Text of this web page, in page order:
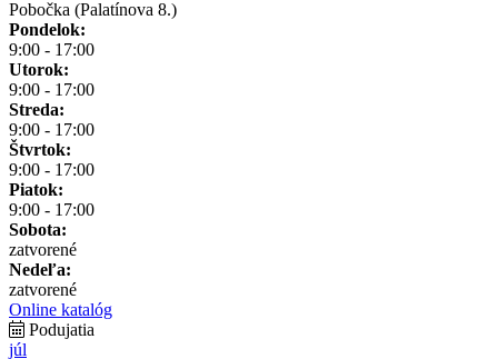
Pobočka (Palatínova 8.)
Pondelok:
9:00 - 17:00
Utorok:
9:00 - 17:00
Streda:
9:00 - 17:00
Štvrtok:
9:00 - 17:00
Piatok:
9:00 - 17:00
Sobota:
zatvorené
Nedeľa:
zatvorené
Online katalóg
Podujatia
júl